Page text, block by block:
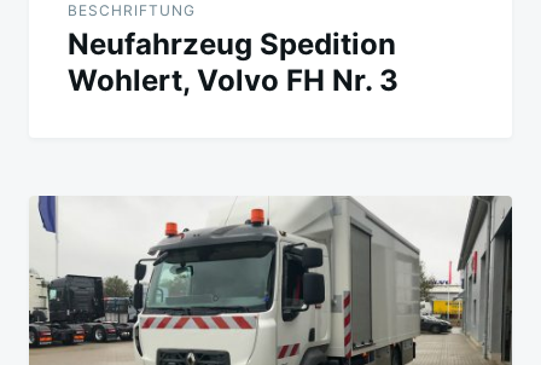
BESCHRIFTUNG
Neufahrzeug Spedition
Wohlert, Volvo FH Nr. 3